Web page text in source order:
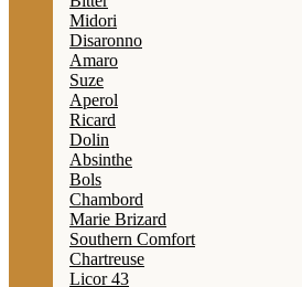
Midori
Disaronno
Amaro
Suze
Aperol
Ricard
Dolin
Absinthe
Bols
Chambord
Marie Brizard
Southern Comfort
Chartreuse
Licor 43